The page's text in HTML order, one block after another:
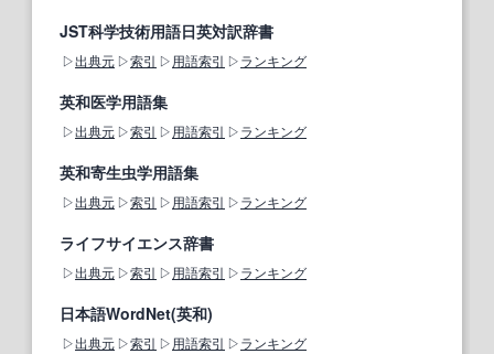
JST科学技術用語日英対訳辞書
出典元 索引 用語索引 ランキング
英和医学用語集
出典元 索引 用語索引 ランキング
英和寄生虫学用語集
出典元 索引 用語索引 ランキング
ライフサイエンス辞書
出典元 索引 用語索引 ランキング
日本語WordNet(英和)
出典元 索引 用語索引 ランキング